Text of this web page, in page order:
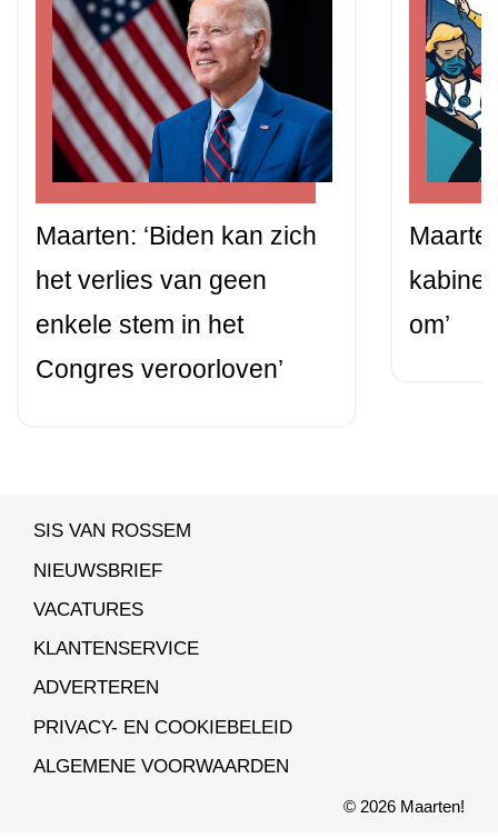
Maarten: ‘Biden kan zich
het verlies van geen
enkele stem in het
Congres veroorloven’
om’
SIS VAN ROSSEM
NIEUWSBRIEF
VACATURES
KLANTENSERVICE
ADVERTEREN
PRIVACY- EN COOKIEBELEID
ALGEMENE VOORWAARDEN
© 2026 Maarten!